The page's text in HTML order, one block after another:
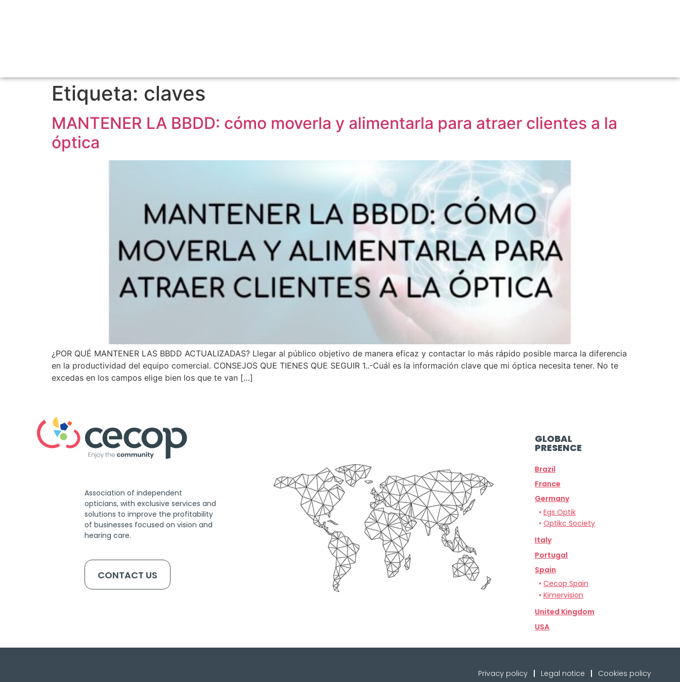
Etiqueta: claves
MANTENER LA BBDD: cómo moverla y alimentarla para atraer clientes a la
óptica
¿POR QUÉ MANTENER LAS BBDD ACTUALIZADAS? Llegar al público objetivo de manera eficaz y contactar lo más rápido posible marca la diferencia
en la productividad del equipo comercial. CONSEJOS QUE TIENES QUE SEGUIR 1..-Cuál es la información clave que mi óptica necesita tener. No te
excedas en los campos elige bien los que te van […]
Association of independent
opticians, with exclusive services and
solutions to improve the profitability
of businesses focused on vision and
hearing care.
CONTACT US
GLOBAL
PRESENCE
Brazil
France
Germany
• Egs Optik
• Optikc Society
Italy
Portugal
Spain
• Cecop Spain
• Kimervision
United Kingdom
USA
Privacy policy Legal notice Cookies policy